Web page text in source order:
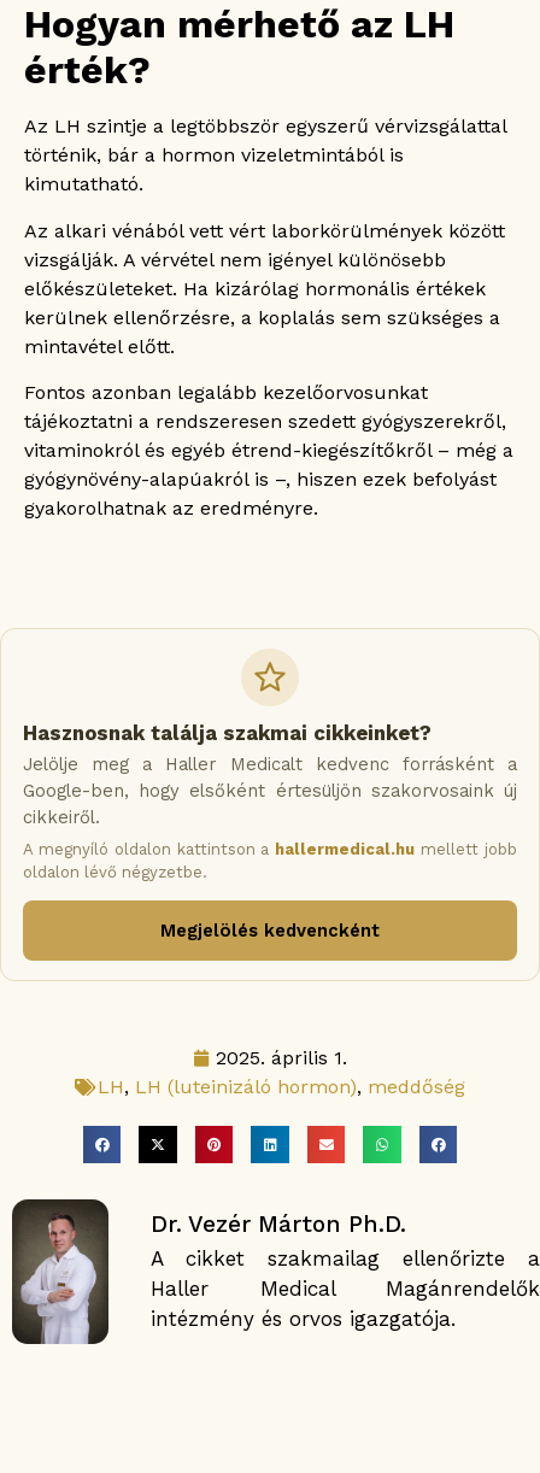
Hogyan mérhető az LH
érték?
Az LH szintje a legtöbbször egyszerű vérvizsgálattal
történik, bár a hormon vizeletmintából is
kimutatható.
Az alkari vénából vett vért laborkörülmények között
vizsgálják. A vérvétel nem igényel különösebb
előkészületeket. Ha kizárólag hormonális értékek
kerülnek ellenőrzésre, a koplalás sem szükséges a
mintavétel előtt.
Fontos azonban legalább kezelőorvosunkat
tájékoztatni a rendszeresen szedett gyógyszerekről,
vitaminokról és egyéb étrend-kiegészítőkről – még a
gyógynövény-alapúakról is –, hiszen ezek befolyást
gyakorolhatnak az eredményre.
Hasznosnak találja szakmai cikkeinket?
Jelölje meg a Haller Medicalt kedvenc forrásként a
Google-ben, hogy elsőként értesüljön szakorvosaink új
cikkeiről.
A megnyíló oldalon kattintson a hallermedical.hu mellett jobb
oldalon lévő négyzetbe.
Megjelölés kedvencként
2025. április 1.
LH, LH (luteinizáló hormon), meddőség
Dr. Vezér Márton Ph.D.
A cikket szakmailag ellenőrizte a
Haller Medical Magánrendelők
intézmény és orvos igazgatója.